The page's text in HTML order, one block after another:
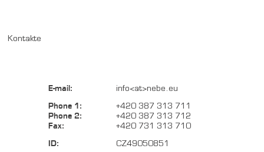
Kontakte
E-mail:
info<at>nebe.eu
Phone 1:
+420 387 313 711
Phone 2:
+420 387 313 712
Fax:
+420 731 313 710
ID:
CZ49050851